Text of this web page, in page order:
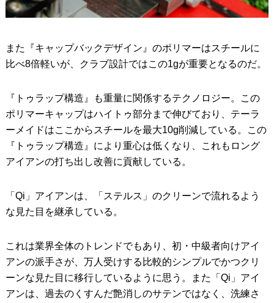
また『キャップバックデザイン』のポリマーはスチールに
比べ8倍軽いが、クラブ設計ではこの1gが重要となるのだ。
『トゥラップ構造』も重量に関係するテクノロジー。この
ポリマーキャップはハイトゥ部分まで伸びており、テーラ
ーメイドはここからスチールを最大10g削減している。この
『トゥラップ構造』により重心は低くなり、これもロング
アイアンの打ち出し改善に貢献している。
「Qi」アイアンは、「ステルス」のクリーンで流れるよう
な見た目を継承している。
これは業界全体のトレンドでもあり、初・中級者向けアイ
アンの派手さが、万人受けする比較的シンプルでかつクリ
ーンな見た目に移行しているように思う。また「Qi」アイ
アンは、過去のくすんだ艶消しのサテンではなく、洗練さ